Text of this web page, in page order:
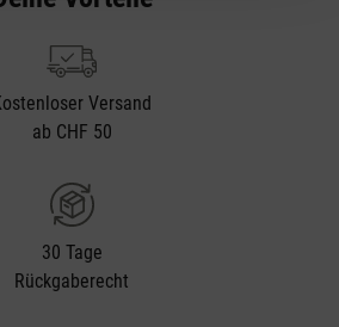
Versand
ab CHF 50
30 Tage
Rückgaberecht